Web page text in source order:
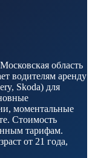
область
водителям аренду
Skoda) для
моментальные
Стоимость
тарифам.
от 21 года,